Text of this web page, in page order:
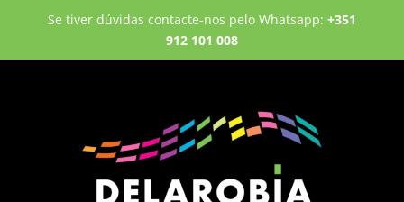
Se tiver dúvidas contacte-nos pelo Whatsapp: +351
912 101 008